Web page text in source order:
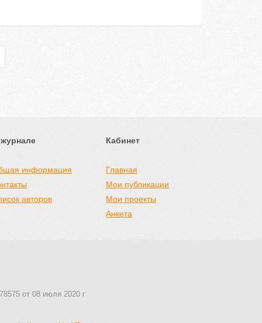
информация
авторов
Кабинет
Главная
Мои публикации
Мои проекты
Анкета
от 08 июля 2020 г